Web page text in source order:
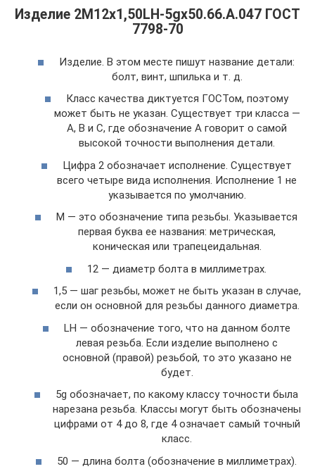
Изделие 2М12х1,50LH-5gx50.66.А.047 ГОСТ
7798-70
Изделие. В этом месте пишут название детали:
болт, винт, шпилька и т. д.
Класс качества диктуется ГОСТом, поэтому
может быть не указан. Существует три класса —
А, В и С, где обозначение А говорит о самой
высокой точности выполнения детали.
Цифра 2 обозначает исполнение. Существует
всего четыре вида исполнения. Исполнение 1 не
указывается по умолчанию.
М — это обозначение типа резьбы. Указывается
первая буква ее названия: метрическая,
коническая или трапецеидальная.
12 — диаметр болта в миллиметрах.
1,5 — шаг резьбы, может не быть указан в случае,
если он основной для резьбы данного диаметра.
LH — обозначение того, что на данном болте
левая резьба. Если изделие выполнено с
основной (правой) резьбой, то это указано не
будет.
5g обозначает, по какому классу точности была
нарезана резьба. Классы могут быть обозначены
цифрами от 4 до 8, где 4 означает самый точный
класс.
50 — длина болта (обозначение в миллиметрах).